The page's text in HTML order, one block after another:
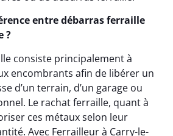
entre débarras ferraille
?
consiste principalement à
encombrants afin de libérer un
d’un terrain, d’un garage ou
Le rachat ferraille, quant à
ces métaux selon leur
Avec Ferrailleur à Carry-le-